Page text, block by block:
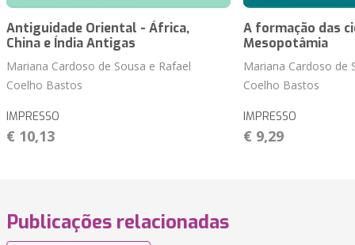
Antiguidade Oriental - África,
China e Índia Antigas
Mariana Cardoso de Sousa e Rafael
Coelho Bastos
IMPRESSO
€ 10,13
A formação das
Mesopotâmia
Mariana Cardoso de
Coelho Bastos
IMPRESSO
€ 9,29
Publicações relacionadas